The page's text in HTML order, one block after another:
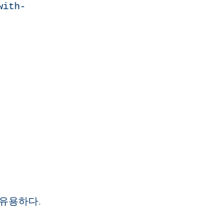
용하다.